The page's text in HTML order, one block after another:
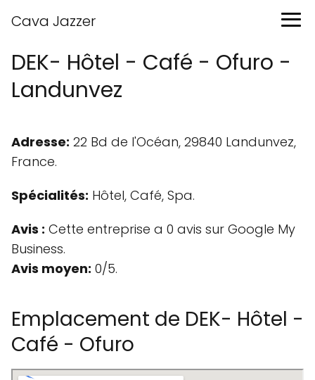
Cava Jazzer
DEK- Hôtel - Café - Ofuro -
Landunvez
Adresse: 22 Bd de l'Océan, 29840 Landunvez,
France.
Spécialités: Hôtel, Café, Spa.
Avis : Cette entreprise a 0 avis sur Google My
Business.
Avis moyen: 0/5.
Emplacement de DEK- Hôtel -
Café - Ofuro